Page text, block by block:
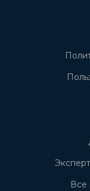
Все